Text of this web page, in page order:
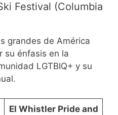
Festival (Columbia
grandes de América
su énfasis en la
LGTBIQ+ y su
El Whistler Pride and